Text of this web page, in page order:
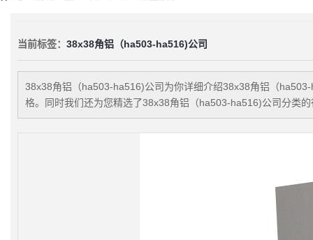
当前标签： 38x38角铝（ha503-ha516)公司
38x38角铝（ha503-ha516)公司为你详细介绍38x38角铝（
格。同时我们还为您精选了38x38角铝（ha503-ha516)公司分类